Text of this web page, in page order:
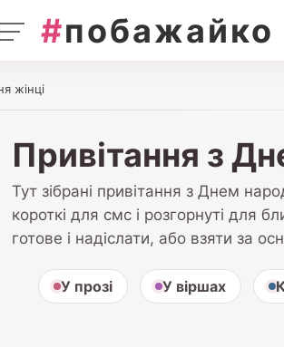
#побажайко
жінці
Привітання з
Тут зібрані привітання з Днем
короткі для смс і розгорнуті для
готове і надіслати, або взяти за
У прозі У віршах